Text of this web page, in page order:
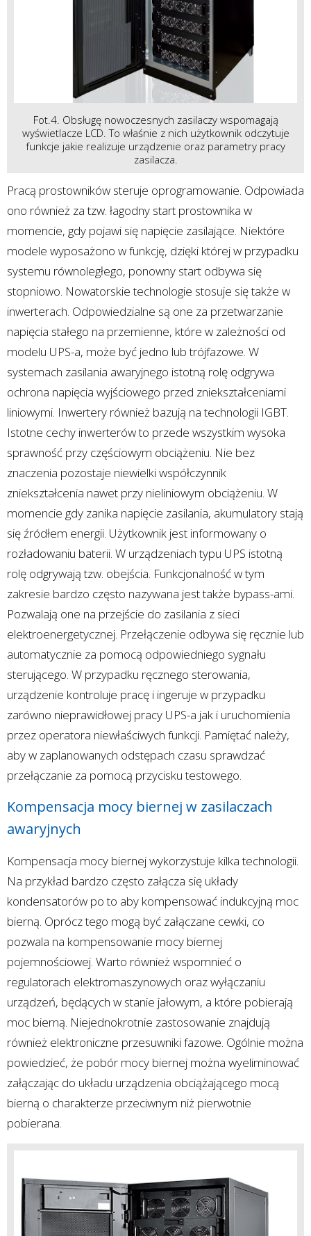
Fot.4. Obsługę nowoczesnych zasilaczy wspomagają
wyświetlacze LCD. To właśnie z nich użytkownik odczytuje
funkcje jakie realizuje urządzenie oraz parametry pracy
zasilacza.
Pracą prostowników steruje oprogramowanie. Odpowiada
ono również za tzw. łagodny start prostownika w
momencie, gdy pojawi się napięcie zasilające. Niektóre
modele wyposażono w funkcję, dzięki której w przypadku
systemu równoległego, ponowny start odbywa się
stopniowo. Nowatorskie technologie stosuje się także w
inwerterach. Odpowiedzialne są one za przetwarzanie
napięcia stałego na przemienne, które w zależności od
modelu UPS-a, może być jedno lub trójfazowe. W
systemach zasilania awaryjnego istotną rolę odgrywa
ochrona napięcia wyjściowego przed zniekształceniami
liniowymi. Inwertery również bazują na technologii IGBT.
Istotne cechy inwerterów to przede wszystkim wysoka
sprawność przy częściowym obciążeniu. Nie bez
znaczenia pozostaje niewielki współczynnik
zniekształcenia nawet przy nieliniowym obciążeniu. W
momencie gdy zanika napięcie zasilania, akumulatory stają
się źródłem energii. Użytkownik jest informowany o
rozładowaniu baterii. W urządzeniach typu UPS istotną
rolę odgrywają tzw. obejścia. Funkcjonalność w tym
zakresie bardzo często nazywana jest także bypass-ami.
Pozwalają one na przejście do zasilania z sieci
elektroenergetycznej. Przełączenie odbywa się ręcznie lub
automatycznie za pomocą odpowiedniego sygnału
sterującego. W przypadku ręcznego sterowania,
urządzenie kontroluje pracę i ingeruje w przypadku
zarówno nieprawidłowej pracy UPS-a jak i uruchomienia
przez operatora niewłaściwych funkcji. Pamiętać należy,
aby w zaplanowanych odstępach czasu sprawdzać
przełączanie za pomocą przycisku testowego.
Kompensacja mocy biernej w zasilaczach
awaryjnych
Kompensacja mocy biernej wykorzystuje kilka technologii.
Na przykład bardzo często załącza się układy
kondensatorów po to aby kompensować indukcyjną moc
bierną. Oprócz tego mogą być załączane cewki, co
pozwala na kompensowanie mocy biernej
pojemnościowej. Warto również wspomnieć o
regulatorach elektromaszynowych oraz wyłączaniu
urządzeń, będących w stanie jałowym, a które pobierają
moc bierną. Niejednokrotnie zastosowanie znajdują
również elektroniczne przesuwniki fazowe. Ogólnie można
powiedzieć, że pobór mocy biernej można wyeliminować
załączając do układu urządzenia obciążającego mocą
bierną o charakterze przeciwnym niż pierwotnie
pobierana.